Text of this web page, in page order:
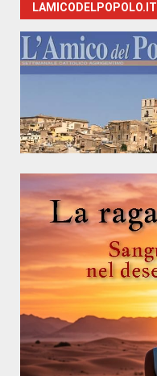
LAMICODELPOPOLO.IT